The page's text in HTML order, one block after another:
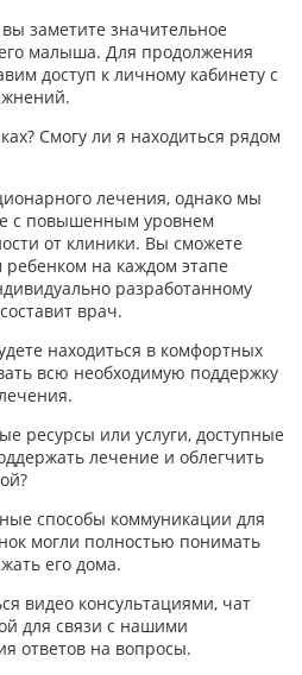
заметите значительное
малыша. Для продолжения
доступ к личному кабинету с
Смогу ли я находиться рядом
лечения, однако мы
с повышенным уровнем
от клиники. Вы сможете
на каждом этапе
разработанному
врач.
находиться в комфортных
всю необходимую поддержку
ресурсы или услуги, доступные
лечение и облегчить
способы коммуникации для
могли полностью понимать
его дома.
видео консультациями, чат
для связи с нашими
ответов на вопросы.